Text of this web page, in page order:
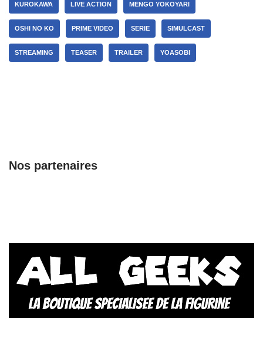
KUROKAWA LIVE ACTION MENGO YOKOYARI
OSHI NO KO PRIME VIDEO SERIE SIMULCAST
STREAMING TEASER TRAILER YOASOBI
Nos partenaires